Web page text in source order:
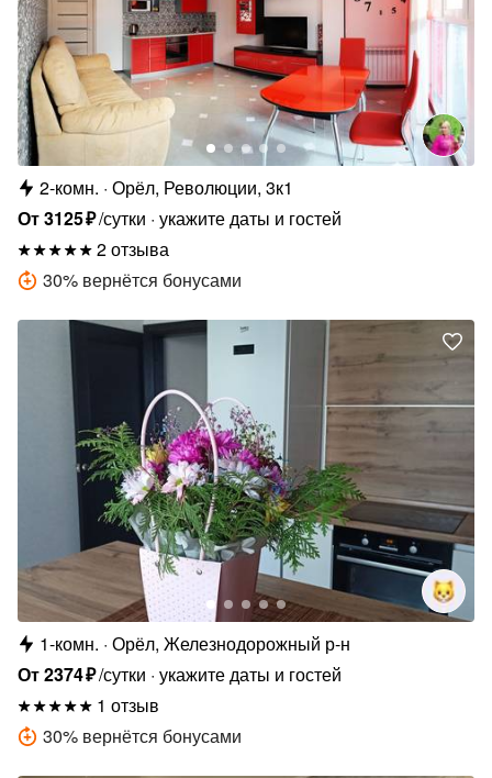
2-комн. Орёл, Революции, 3к1
От3125₽/сутки укажите даты и гостей
2 отзыва
30% вернётся бонусами
1-комн. Орёл, Железнодорожный р-н
От2374₽/сутки укажите даты и гостей
1 отзыв
30% вернётся бонусами